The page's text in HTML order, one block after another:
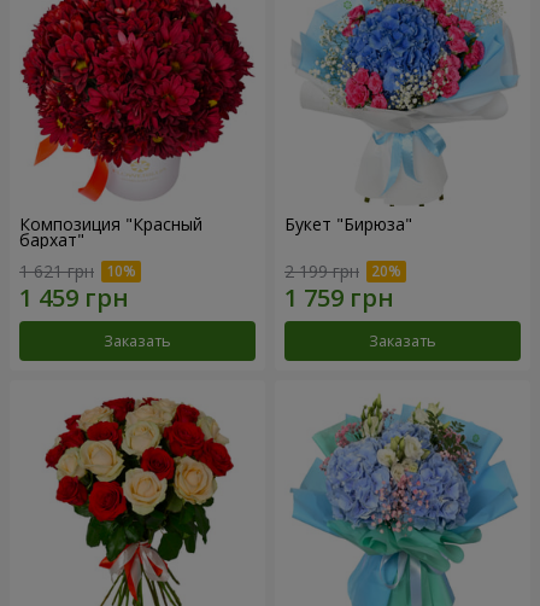
Композиция "Красный
бархат"
1 621 грн
Заказать
Букет "Бирюза"
2 199 грн
Заказать